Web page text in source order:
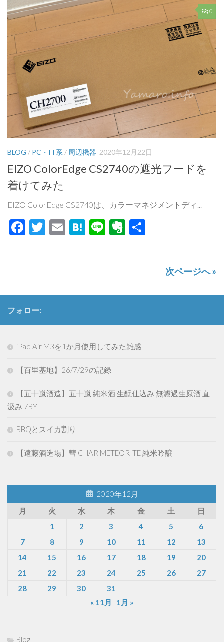
0
BLOG / PC・IT系 / 周辺機器 2020年12月22日
EIZO ColorEdge CS2740の遮光フードを
着けてみた
EIZO ColorEdge CS2740は、カラーマネジメントディ...
Facebook
Twitter
EmailHatena
LineEvernote
次ページへ »
フォロー:
iPad Air M3を1か月使用してみた雑感
【百里基地】26/7/29の記録
【五十嵐酒造】五十嵐 純米酒 生酛仕込み 無濾過生原酒 直
汲み 7BY
BBQとスイカ割り
【遠藤酒造場】彗 CHAR METEORITE 純米吟醸
2020年12月
月
火 水 木 金 土
日
1
2 3 4 5
6
7
8 9 10 11 12
13
14
15 16 17 18 19
20
21
22 23 24 25 26
27
28
29 30
31
« 11月
1月 »
Blog